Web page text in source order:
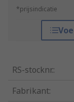
*prijsindicatie
RS-stocknr.:
Fabrikant: